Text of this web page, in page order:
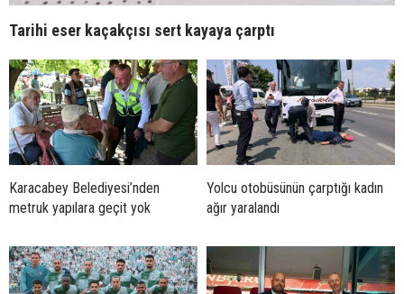
Tarihi eser kaçakçısı sert kayaya çarptı
Karacabey Belediyesi’nden
metruk yapılara geçit yok
Yolcu otobüsünün çarptığı kadın
ağır yaralandı